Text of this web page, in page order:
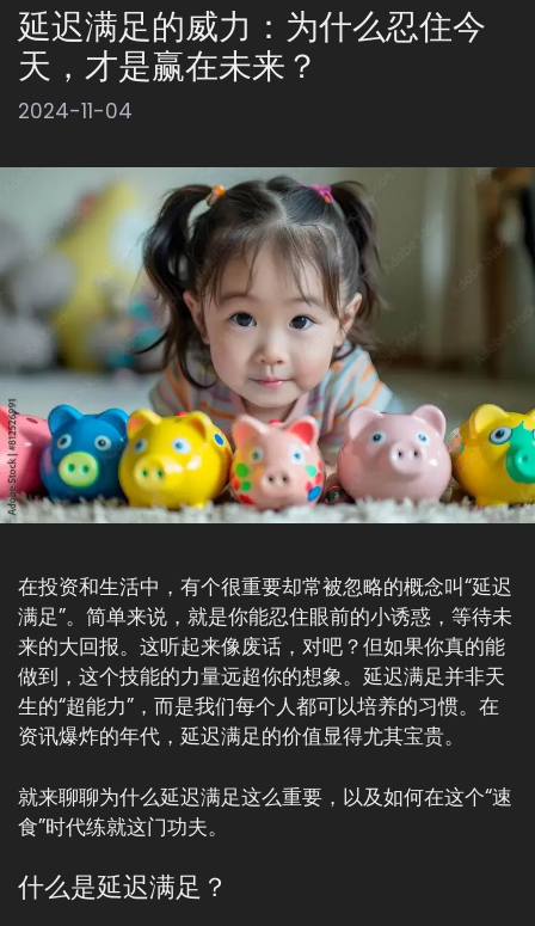
延迟满足的威力：为什么忍住今
天，才是赢在未来？
2024-11-04
在投资和生活中，有个很重要却常被忽略的概念叫“延迟
满足”。简单来说，就是你能忍住眼前的小诱惑，等待未
来的大回报。这听起来像废话，对吧？但如果你真的能
做到，这个技能的力量远超你的想象。延迟满足并非天
生的“超能力”，而是我们每个人都可以培养的习惯。在
资讯爆炸的年代，延迟满足的价值显得尤其宝贵。
就来聊聊为什么延迟满足这么重要，以及如何在这个“速
食”时代练就这门功夫。
什么是延迟满足？